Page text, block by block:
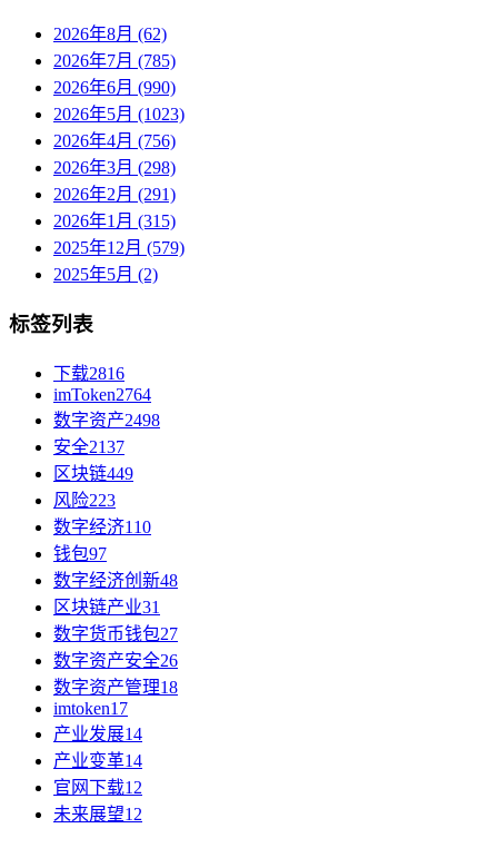
2026年8月 (62)
2026年7月 (785)
2026年6月 (990)
2026年5月 (1023)
2026年4月 (756)
2026年3月 (298)
2026年2月 (291)
2026年1月 (315)
2025年12月 (579)
2025年5月 (2)
标签列表
下载2816
imToken2764
数字资产2498
安全2137
区块链449
风险223
数字经济110
钱包97
数字经济创新48
区块链产业31
数字货币钱包27
数字资产安全26
数字资产管理18
imtoken17
产业发展14
产业变革14
官网下载12
未来展望12